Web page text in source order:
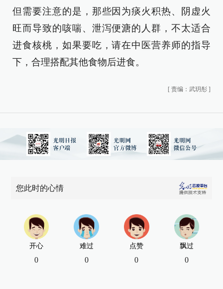
但需要注意的是，那些因为痰火积热、阴虚火
旺而导致的咳喘、泄泻便溏的人群，不太适合
进食核桃，如果要吃，请在中医营养师的指导
下，合理搭配其他食物后进食。
[ 责编：武玥彤 ]
您此时的心情
开心
0
难过
0
点赞
0
飘过
0